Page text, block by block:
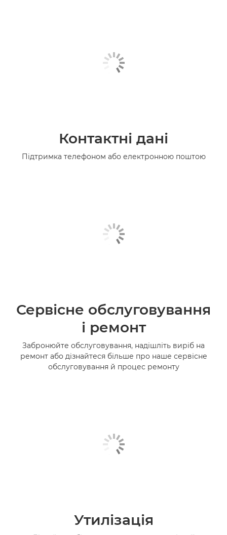
Контактні дані
Підтримка телефоном або електронною поштою
Сервісне обслуговування
і ремонт
Забронюйте обслуговування, надішліть виріб на
ремонт або дізнайтеся більше про наше сервісне
обслуговування й процес ремонту
Утилізація